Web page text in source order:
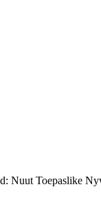
Nuut Toepaslike